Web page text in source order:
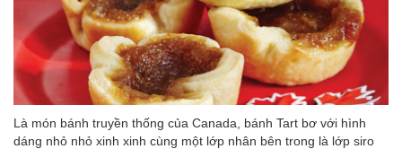
Là món bánh truyền thống của Canada, bánh Tart bơ với hình
dáng nhỏ nhỏ xinh xinh cùng một lớp nhân bên trong là lớp siro